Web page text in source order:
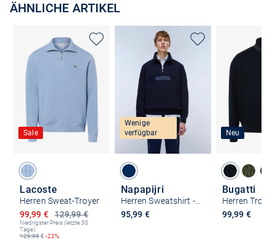
ÄHNLICHE ARTIKEL
Sale
Lacoste
Herren Sweat-Troyer
129,99 €
Ermäßigter Preis
99,99 €
Niedrigster Preis (letzte 30
Tage):
129,99€ -23%
Wenige
verfügbar
Napapijri
Herren Sweatshirt - B-BOX LOGO HZ
95,99 €
Neu
Bugatti
99,99 €